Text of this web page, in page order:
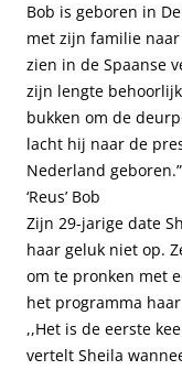
Bob is geboren in
met zijn familie
zien in de Spaanse
zijn lengte
bukken om de
lacht hij naar de
Nederland geboren.”
‘Reus’ Bob
Zijn 29-jarige date
haar geluk niet op.
om te pronken met
het programma
,,Het is de eerste
vertelt Sheila